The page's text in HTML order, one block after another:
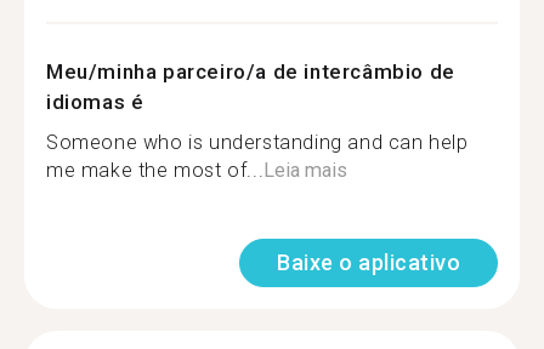
Meu/minha parceiro/a de intercâmbio de
idiomas é
Someone who is understanding and can help
me make the most of...Leia mais
Baixe o aplicativo